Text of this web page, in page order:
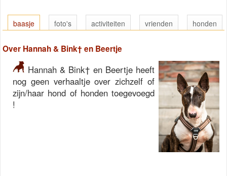
baasje foto's activiteiten vrienden honden
Over Hannah & Bink† en Beertje
Hannah & Bink† en Beertje heeft
nog geen verhaaltje over zichzelf of
zijn/haar hond of honden toegevoegd
!